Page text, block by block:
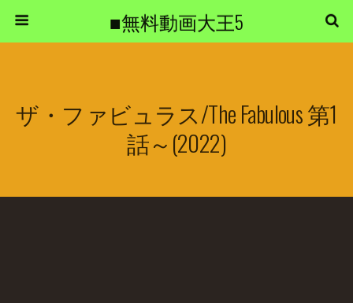
■無料動画大王5
ザ・ファビュラス/The Fabulous 第1
話～(2022)